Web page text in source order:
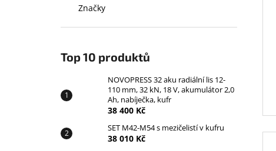
Značky
Top 10 produktů
NOVOPRESS 32 aku radiální lis 12-
110 mm, 32 kN, 18 V, akumulátor 2,0
Ah, nabíječka, kufr
38 400 Kč
SET M42-M54 s mezičelistí v kufru
38 010 Kč